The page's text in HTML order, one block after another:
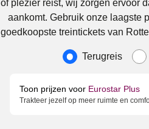
of plezier reist, wij zorgen ervoor
aankomt. Gebruik onze laagste
goedkoopste treintickets van
Soort reisTerugreis
Toon prijzen voor Eurostar Plus
Trakteer jezelf op meer ruimte en